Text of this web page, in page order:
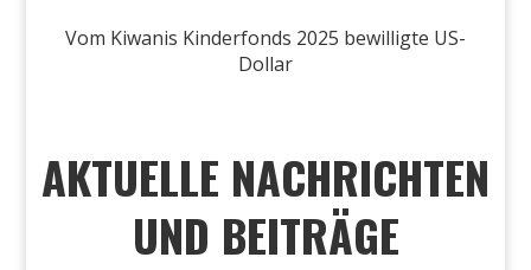
Vom Kiwanis Kinderfonds 2025 bewilligte US-
Dollar
AKTUELLE NACHRICHTEN
UND BEITRÄGE